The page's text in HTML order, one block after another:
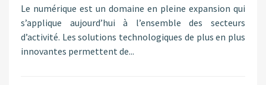
Le numérique est un domaine en pleine expansion qui
s’applique aujourd’hui à l’ensemble des secteurs
d’activité. Les solutions technologiques de plus en plus
innovantes permettent de...